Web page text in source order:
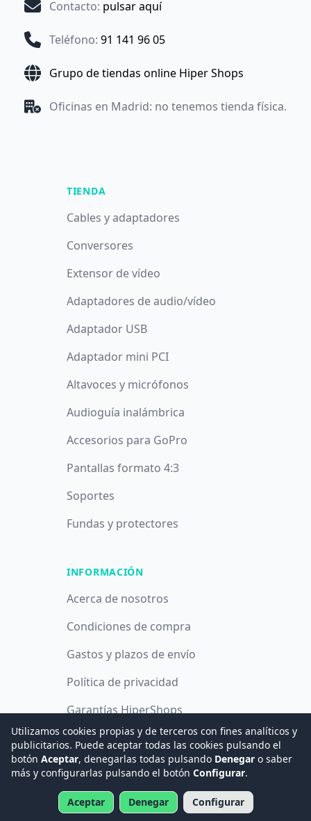
Contacto: pulsar aquí
Teléfono: 91 141 96 05
Grupo de tiendas online Hiper Shops
Oficinas en Madrid: no tenemos tienda física.
TIENDA
Cables y adaptadores
Conversores
Extensor de vídeo
Adaptadores de audio/vídeo
Adaptador USB
Adaptador mini PCI
Altavoces y micrófonos
Audioguía inalámbrica
Accesorios para GoPro
Pantallas formato 4:3
Soportes
Fundas y protectores
INFORMACIÓN
Acerca de nosotros
Condiciones de compra
Gastos y plazos de envío
Política de privacidad
Garantías HiperShops
Política de cookies
© 2008 -2026Hogar Digital e Inmótica Ingenieros, S.L.
Utilizamos cookies propias y de terceros con fines analíticos y
publicitarios. Puede aceptar todas las cookies pulsando el
botón Aceptar, denegarlas todas pulsando Denegar o saber
más y configurarlas pulsando el botón Configurar.
Aceptar Denegar Configurar